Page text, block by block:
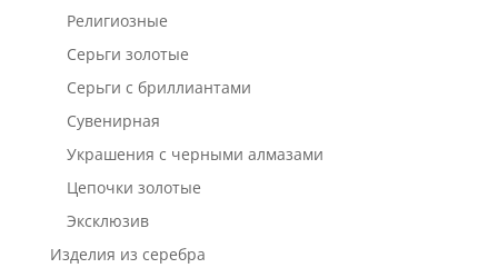
Религиозные
Серьги золотые
Серьги с бриллиантами
Сувенирная
Украшения с черными алмазами
Цепочки золотые
Эксклюзив
Изделия из серебра